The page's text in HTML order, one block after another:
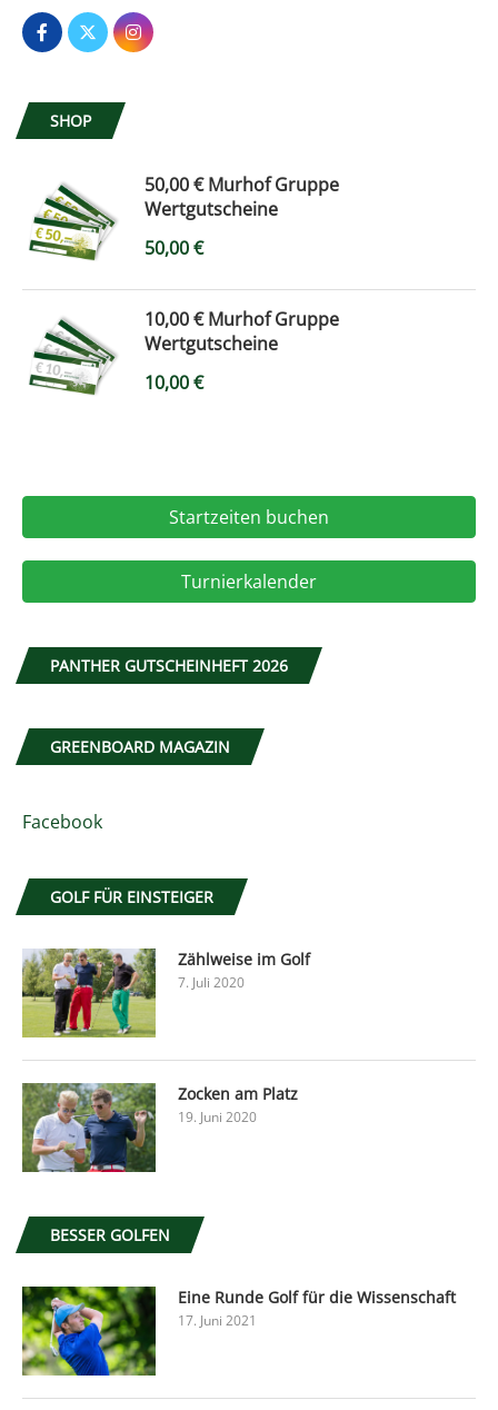
SHOP
50,00 € Murhof Gruppe
Wertgutscheine
50,00€
10,00 € Murhof Gruppe
Wertgutscheine
10,00€
Startzeiten buchen
Turnierkalender
PANTHER GUTSCHEINHEFT 2026
GREENBOARD MAGAZIN
Facebook
GOLF FÜR EINSTEIGER
Zählweise im Golf
7. Juli 2020
Zocken am Platz
19. Juni 2020
BESSER GOLFEN
Eine Runde Golf für die Wissenschaft
17. Juni 2021